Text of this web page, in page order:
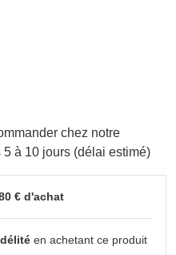
chez notre
à 10 jours (délai estimé)
€ d'achat
en achetant ce produit